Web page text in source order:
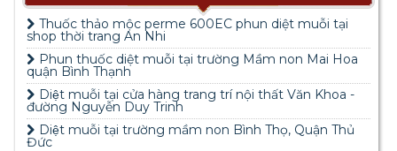
Thuốc thảo mộc perme 600EC phun diệt muỗi tại
shop thời trang An Nhi
Phun thuốc diệt muỗi tại trường Mầm non Mai Hoa
quận Bình Thạnh
Diệt muỗi tại cửa hàng trang trí nội thất Văn Khoa -
đường Nguyễn Duy Trinh
Diệt muỗi tại trường mầm non Bình Thọ, Quận Thủ
Đức